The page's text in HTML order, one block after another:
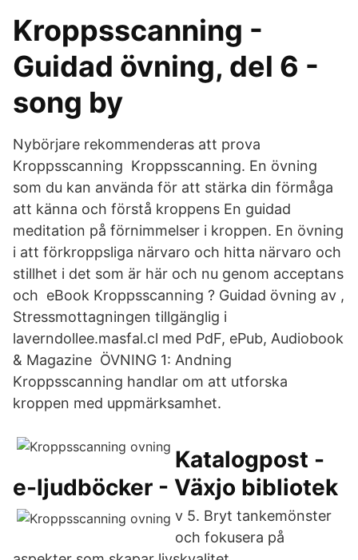
Kroppsscanning -
Guidad övning, del 6 -
song by
Nybörjare rekommenderas att prova
Kroppsscanning Kroppsscanning. En övning
som du kan använda för att stärka din förmåga
att känna och förstå kroppens En guidad
meditation på förnimmelser i kroppen. En övning
i att förkroppsliga närvaro och hitta närvaro och
stillhet i det som är här och nu genom acceptans
och eBook Kroppsscanning ? Guidad övning av ,
Stressmottagningen tillgänglig i
laverndollee.masfal.cl med PdF, ePub, Audiobook
& Magazine ÖVNING 1: Andning
Kroppsscanning handlar om att utforska
kroppen med uppmärksamhet.
Katalogpost -
e-ljudböcker - Växjo bibliotek
v 5. Bryt tankemönster
och fokusera på